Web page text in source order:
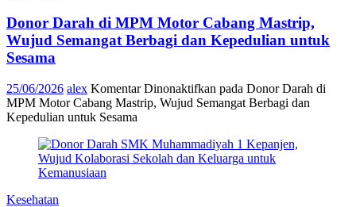
Donor Darah di MPM Motor Cabang Mastrip,
Wujud Semangat Berbagi dan Kepedulian untuk
Sesama
25/06/2026 alex Komentar Dinonaktifkan pada Donor Darah di
MPM Motor Cabang Mastrip, Wujud Semangat Berbagi dan
Kepedulian untuk Sesama
Kesehatan